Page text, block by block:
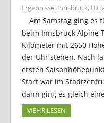
Ergebnisse, Innsbruck,
Am Samstag ging es
beim Innsbruck Alpine
Kilometer mit 2650
der Uhr stehen. Nach
ersten
Start war im
dann ging es gleich
MEHR LESEN